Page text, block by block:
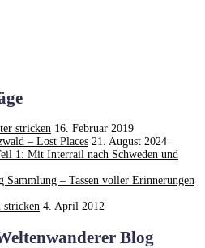
stricken 16. Februar 2019
– Lost Places 21. August 2024
1: Mit Interrail nach Schweden und
Sammlung – Tassen voller Erinnerungen
stricken 4. April 2012
Blog